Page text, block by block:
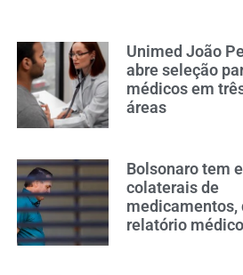
Unimed João
abre seleção
médicos em
áreas
Bolsonaro tem
colaterais de
medicamentos,
relatório médico